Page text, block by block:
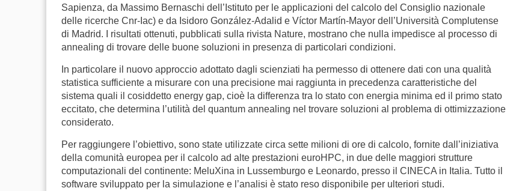
Sapienza, da Massimo Bernaschi dell’Istituto per le applicazioni del calcolo del Consiglio nazionale
delle ricerche Cnr-Iac) e da Isidoro González-Adalid e Víctor Martín-Mayor dell’Università Complutense
di Madrid. I risultati ottenuti, pubblicati sulla rivista Nature, mostrano che nulla impedisce al processo di
annealing di trovare delle buone soluzioni in presenza di particolari condizioni.
In particolare il nuovo approccio adottato dagli scienziati ha permesso di ottenere dati con una qualità
statistica sufficiente a misurare con una precisione mai raggiunta in precedenza caratteristiche del
sistema quali il cosiddetto energy gap, cioè la differenza tra lo stato con energia minima ed il primo stato
eccitato, che determina l’utilità del quantum annealing nel trovare soluzioni al problema di ottimizzazione
considerato.
Per raggiungere l’obiettivo, sono state utilizzate circa sette milioni di ore di calcolo, fornite dall’iniziativa
della comunità europea per il calcolo ad alte prestazioni euroHPC, in due delle maggiori strutture
computazionali del continente: MeluXina in Lussemburgo e Leonardo, presso il CINECA in Italia. Tutto il
software sviluppato per la simulazione e l’analisi è stato reso disponibile per ulteriori studi.